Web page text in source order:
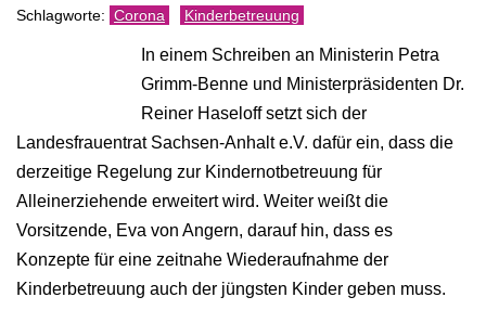
Corona Kinderbetreuung
In einem Schreiben an Ministerin Petra
Grimm-Benne und Ministerpräsidenten Dr.
Reiner Haseloff setzt sich der
Landesfrauentrat Sachsen-Anhalt e.V. dafür ein, dass die
derzeitige Regelung zur Kindernotbetreuung für
Alleinerziehende erweitert wird. Weiter weißt die
Vorsitzende, Eva von Angern, darauf hin, dass es
Konzepte für eine zeitnahe Wiederaufnahme der
Kinderbetreuung auch der jüngsten Kinder geben muss.